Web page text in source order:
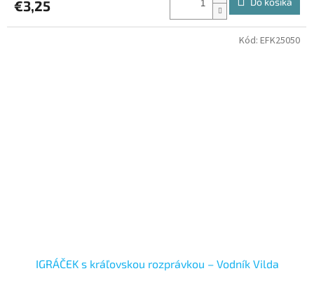
€3,25
IGRÁČEK s kráľovskou rozprávkou – Vodník Vilda
Kód: EFK25050